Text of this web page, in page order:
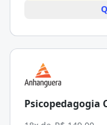
Psicopedagogia